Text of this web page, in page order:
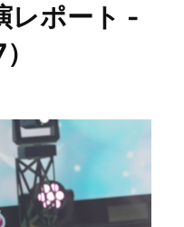
レポート -